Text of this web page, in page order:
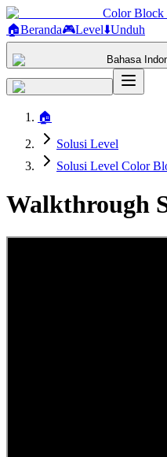
Color Block
🏠Beranda🎮Level⬇️Unduh
Bahasa
🏠
Solusi Level
Solusi Level Color
Walkthrough